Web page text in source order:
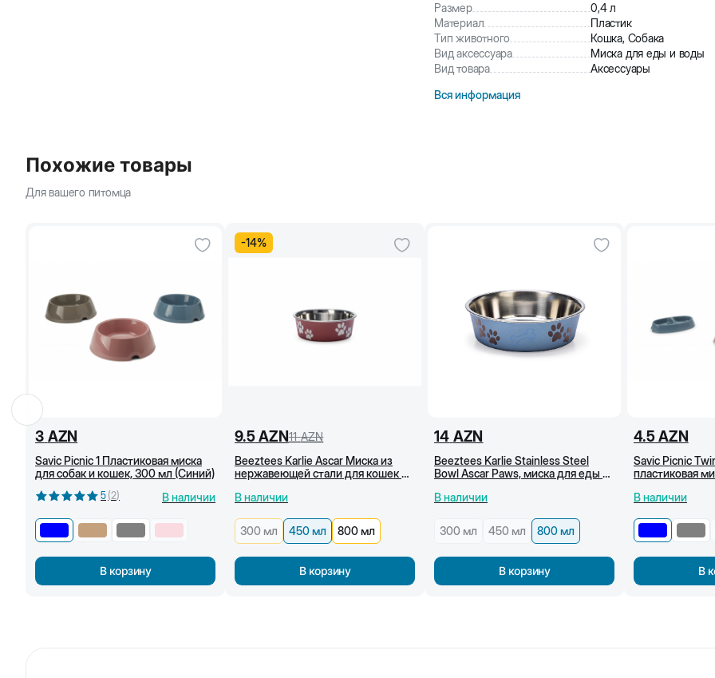
Размер
0,4 л
Материал
Пластик
Тип животного
Кошка, Собака
Вид аксессуара
Миска для еды и воды
Вид товара
Аксессуары
Вся информация
Похожие товары
Для вашего питомца
3 AZN
Savic Picnic 1 Пластиковая миска
для собак и кошек, 300 мл (Синий)
5 (2) В наличии
В корзину
-14%
9.5 AZN11 AZN
Beeztees Karlie Ascar Миска из
нержавеющей стали для кошек и
В наличии
300 мл 450 мл 800 мл
В корзину
14 AZN
Beeztees Karlie Stainless Steel
Bowl Ascar Paws, миска для еды и
В наличии
300 мл 450 мл 800 мл
В корзину
4.5 AZN
Savic Picnic
пластиковая
В наличии
В